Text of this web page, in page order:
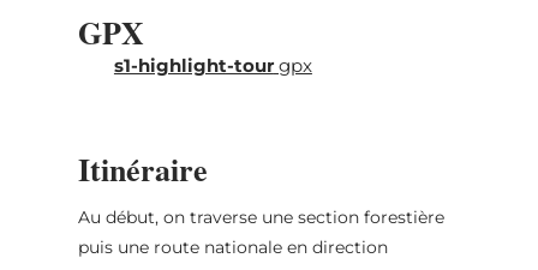
liqueur locale de cassis "Cassero" produit au
château est conseillé ! Par des chemins
secondaires peu fréquentés, le parcours
Medernach. Ensuite, par Heffingen,
de départ.
GPX
s1-highlight-tourgpx
Itinéraire
Au début, on traverse une section forestière
puis une route nationale en direction